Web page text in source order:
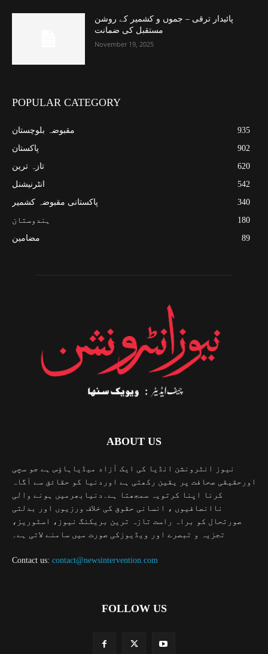
پائیدار ترقی – جموں و کشمیر کے روشن
مستقبل کی ضمانت
November 19, 2025
POPULAR CATEGORY
مقبوضہ بلوچستان
935
پاکستان
902
تازہ ترین
620
انٹرنیشنل
542
پاکستانی مقبوضہ کشمیر
340
ہندوستان
180
مضامین
89
ABOUT US
نیوز انٹرونشن انڈیا کی ایک آزاد میڈیاہاؤس ہے جو سچی
اورحقیقی صحافت پر یقین رکھتی ہے اوردنیا کو حقائق سے آگاہ
کرنا اپنا کرتویہ سمجھتا ہے۔دنیابھرمیں ہونے والی
ناانصافیوں ، انسانی حقوق کی خلاف ورزیوں اور بدلتی
صورتحال کو براہ راست تازہ ترین بریکنگ نیوز، اسٹوریز،
تجزیہ و تبصرے اور ویڈیوزکی صورت میں سامنے لاتی ہے۔
Contact us: contact@newsintervention.com
FOLLOW US